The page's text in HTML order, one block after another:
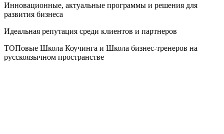
Инновационные, актуальные программы и решения для
развития бизнеса
Идеальная репутация среди клиентов и партнеров
ТОПовые Школа Коучинга и Школа бизнес-тренеров на
русскоязычном пространстве